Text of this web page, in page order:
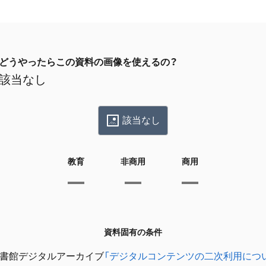
うやったらこの資料の画像を使えるの？
当なし
該当なし
教育 非商用 商用
資料固有の条件
館デジタルアーカイブ「デジタルコンテンツの二次利用につ